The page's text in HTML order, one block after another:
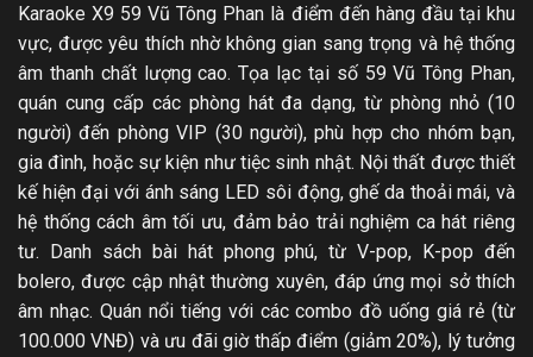
Karaoke X9 59 Vũ Tông Phan là điểm đến hàng đầu tại khu
vực, được yêu thích nhờ không gian sang trọng và hệ thống
âm thanh chất lượng cao. Tọa lạc tại số 59 Vũ Tông Phan,
quán cung cấp các phòng hát đa dạng, từ phòng nhỏ (10
người) đến phòng VIP (30 người), phù hợp cho nhóm bạn,
gia đình, hoặc sự kiện như tiệc sinh nhật. Nội thất được thiết
kế hiện đại với ánh sáng LED sôi động, ghế da thoải mái, và
hệ thống cách âm tối ưu, đảm bảo trải nghiệm ca hát riêng
tư. Danh sách bài hát phong phú, từ V-pop, K-pop đến
bolero, được cập nhật thường xuyên, đáp ứng mọi sở thích
âm nhạc. Quán nổi tiếng với các combo đồ uống giá rẻ (từ
100.000 VNĐ) và ưu đãi giờ thấp điểm (giảm 20%), lý tưởng